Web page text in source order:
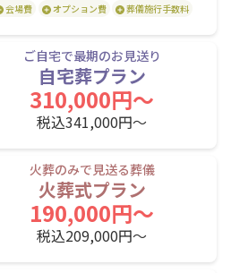
沼ノ端駅
植苗駅
南千歳駅
千歳駅
サッポロビー
ル庭園駅
恵庭駅
会場費 オプション費 葬儀施行手数料
ご自宅で最期のお見送り
自宅葬プラン
310,000円〜
税込341,000円〜
火葬のみで見送る葬儀
火葬式プラン
190,000円〜
税込209,000円〜